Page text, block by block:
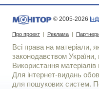
© 2005-2026
Про проект | Реклама |
Всі права на матеріали,
законодавством України,
Використання
Для iнтернет-видань
для пошукових систем.